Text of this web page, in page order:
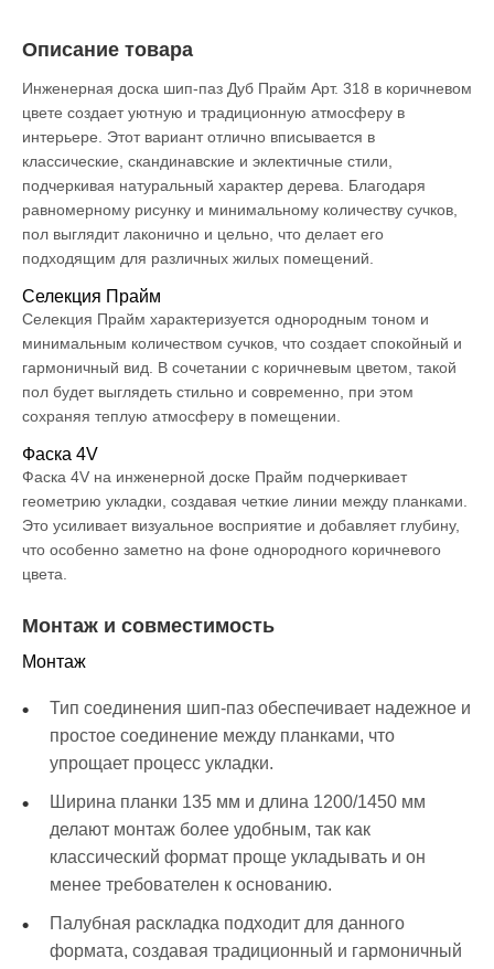
Описание товара
Инженерная доска шип-паз Дуб Прайм Арт. 318 в коричневом
цвете создает уютную и традиционную атмосферу в
интерьере. Этот вариант отлично вписывается в
классические, скандинавские и эклектичные стили,
подчеркивая натуральный характер дерева. Благодаря
равномерному рисунку и минимальному количеству сучков,
пол выглядит лаконично и цельно, что делает его
подходящим для различных жилых помещений.
Селекция Прайм
Селекция Прайм характеризуется однородным тоном и
минимальным количеством сучков, что создает спокойный и
гармоничный вид. В сочетании с коричневым цветом, такой
пол будет выглядеть стильно и современно, при этом
сохраняя теплую атмосферу в помещении.
Фаска 4V
Фаска 4V на инженерной доске Прайм подчеркивает
геометрию укладки, создавая четкие линии между планками.
Это усиливает визуальное восприятие и добавляет глубину,
что особенно заметно на фоне однородного коричневого
цвета.
Монтаж и совместимость
Монтаж
Тип соединения шип-паз обеспечивает надежное и
простое соединение между планками, что
упрощает процесс укладки.
Ширина планки 135 мм и длина 1200/1450 мм
делают монтаж более удобным, так как
классический формат проще укладывать и он
менее требователен к основанию.
Палубная раскладка подходит для данного
формата, создавая традиционный и гармоничный